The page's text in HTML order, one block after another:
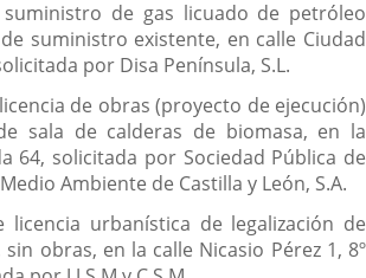
de gas licuado de petróleo
suministro existente, en calle Ciudad
por Disa Península, S.L.
de obras (proyecto de ejecución)
sala de calderas de biomasa, en la
64, solicitada por Sociedad Pública de
Ambiente de Castilla y León, S.A.
licencia urbanística de legalización de
obras, en la calle Nicasio Pérez 1, 8º